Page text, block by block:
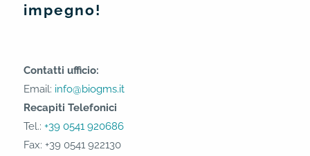
impegno!
Contatti ufficio:
Email: info@biogms.it
Recapiti Telefonici
Tel.: +39 0541 920686
Fax: +39 0541 922130